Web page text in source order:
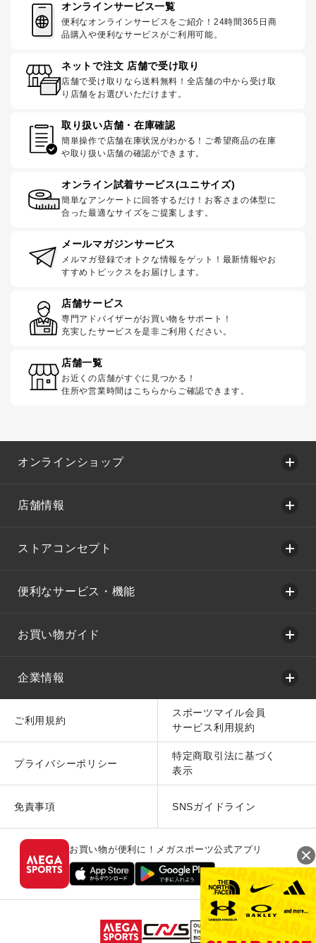
オンラインサービス一覧
便利なオンラインサービスをご紹介！24時間365日商
品購入や便利なサービスがご利用可能。
ネットで注文 店舗で受け取り
店舗で受け取りなら送料無料！全店舗の中から受け取
り店舗をお選びいただけます。
取り扱い店舗・在庫確認
簡単操作で店舗在庫状況がわかる！ご希望商品の在庫
や取り扱い店舗の確認ができます。
オンライン試着サービス(ユニサイズ)
簡単なアンケートに回答するだけ！お客さまの体型に
合った最適なサイズをご提案します。
メールマガジンサービス
メルマガ登録でオトクな情報をゲット！最新情報やお
すすめトピックスをお届けします。
店舗サービス
専門アドバイザーがお買い物をサポート！
充実したサービスを是非ご利用ください。
店舗一覧
お近くの店舗がすぐに見つかる！
住所や営業時間はこちらからご確認できます。
オンラインショップ
店舗情報
ストアコンセプト
便利なサービス・機能
お買い物ガイド
企業情報
ご利用規約
スポーツマイル会員
サービス利用規約
プライバシーポリシー
特定商取引法に基づく
表示
免責事項 SNSガイドライン
お買い物が便利に！メガスポーツ公式アプリ